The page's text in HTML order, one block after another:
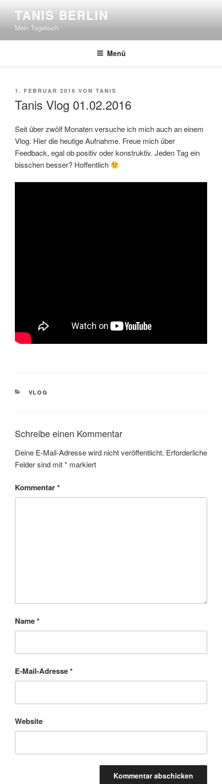
springen
TANIS BERLIN
Mein Tagebuch
Menü
VERÖFFENTLICHT
1. FEBRUAR 2016 VON TANIS
Tanis Vlog 01.02.2016
Seit über zwölf Monaten versuche ich mich auch an einem
Vlog. Hier die heutige Aufnahme. Freue mich über
Feedback, egal ob positiv oder konstruktiv. Jeden Tag ein
bisschen besser? Hoffentlich
KATEGORIEN
VLOG
Schreibe einen Kommentar
Deine E-Mail-Adresse wird nicht veröffentlicht. Erforderliche
Felder sind mit* markiert
Kommentar*
Name*
E-Mail-Adresse*
Website